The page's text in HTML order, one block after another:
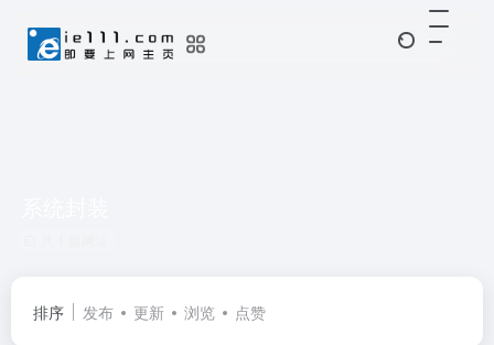
排序 发布 更新 浏览 点赞